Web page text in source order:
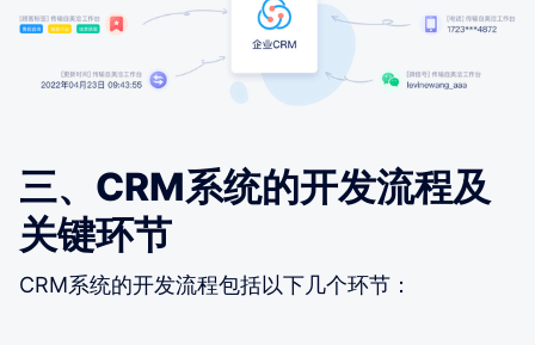
三、CRM系统的开发流程及
关键环节
CRM系统的开发流程包括以下几个环节：